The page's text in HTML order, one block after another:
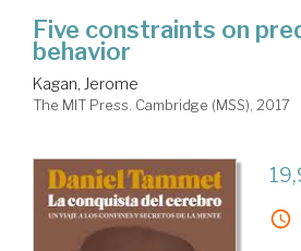
Five constraints on
behavior
Kagan, Jerome
The MIT Press. Cambridge (MSS), 2017